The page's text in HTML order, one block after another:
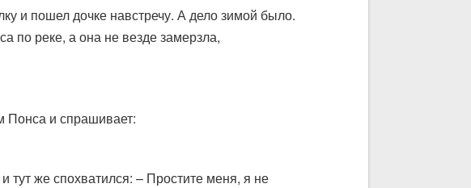
и пошел дочке навстречу. А дело зимой было.
по реке, а она не везде замерзла,
Понса и спрашивает:
тут же спохватился: – Простите меня, я не